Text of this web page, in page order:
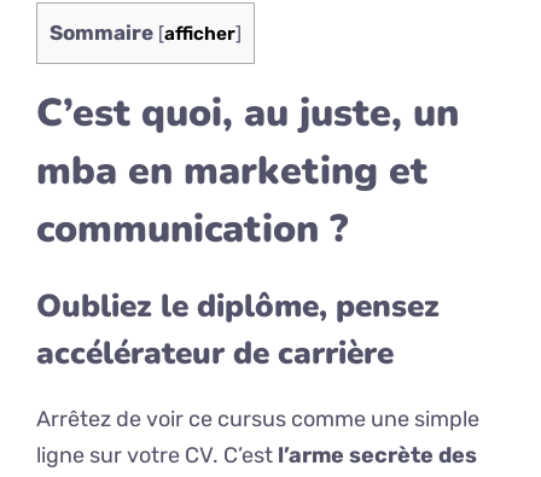
Sommaire [afficher]
C’est quoi, au juste, un
mba en marketing et
communication ?
Oubliez le diplôme, pensez
accélérateur de carrière
Arrêtez de voir ce cursus comme une simple
ligne sur votre CV. C’est l’arme secrète des